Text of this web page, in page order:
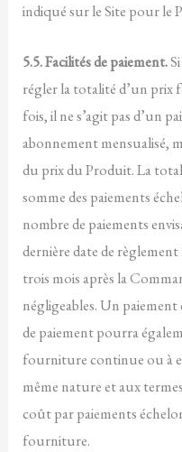
indiqué sur le Site pour le
5.5. Facilités de paiement.
régler la totalité d’un prix
fois, il ne s’agit pas d’un
abonnement mensualisé,
du prix du Produit. La
somme des paiements
nombre de paiements
dernière date de règlement
trois mois après la
négligeables. Un
de paiement pourra
fourniture continue ou à
même nature et aux
coût par paiements
fourniture.